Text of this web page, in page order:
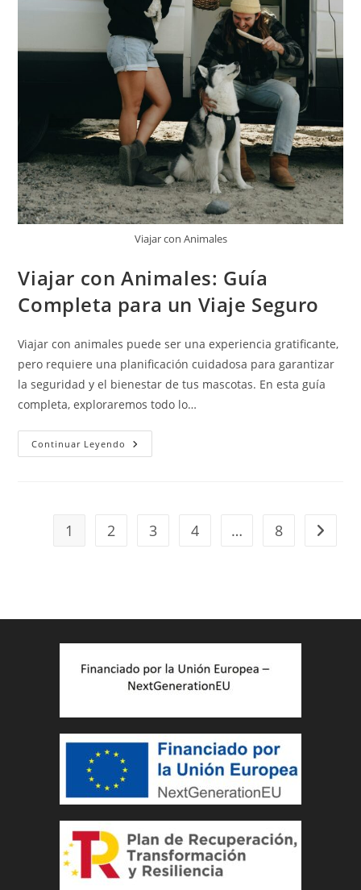
Viajar con Animales
Viajar con Animales: Guía
Completa para un Viaje Seguro
Viajar con animales puede ser una experiencia gratificante,
pero requiere una planificación cuidadosa para garantizar
la seguridad y el bienestar de tus mascotas. En esta guía
completa, exploraremos todo lo…
Continuar Leyendo
1 2 3 4 … 8